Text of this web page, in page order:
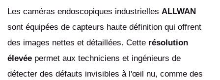
Les caméras endoscopiques industrielles ALLWAN
sont équipées de capteurs haute définition qui offrent
des images nettes et détaillées. Cette résolution
élevée permet aux techniciens et ingénieurs de
détecter des défauts invisibles à l'œil nu, comme des